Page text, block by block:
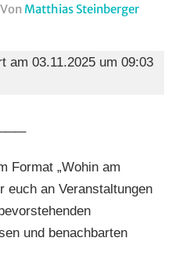
Von Matthias Steinberger
am
am 03.11.2025 um 09:03
Format „Wohin am
euch an Veranstaltungen
und benachbarten